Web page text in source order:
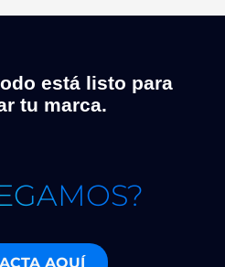
está listo para
tu marca.
AQUÍ